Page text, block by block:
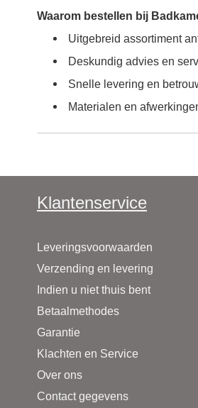
Waarom bestellen bij
Uitgebreid assortiment
Deskundig advies en
Snelle levering en
Materialen en
Klantenservice
Leveringsvoorwaarden
Verzending en levering
Indien u niet thuis bent
Betaalmethodes
Garantie
Klachten en Service
Over ons
Contact gegevens